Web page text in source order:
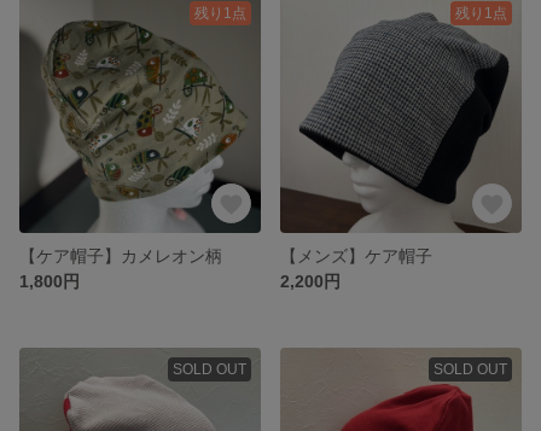
残り1点
【ケア帽子】カメレオン柄
1,800円
残り1点
【メンズ】ケア帽子
2,200円
SOLD OUT SOLD OUT